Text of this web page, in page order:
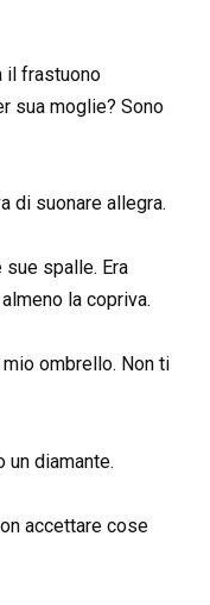
il frastuono
sua moglie? Sono
di suonare allegra.
spalle. Era
la copriva.
ombrello. Non ti
diamante.
accettare cose